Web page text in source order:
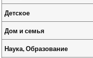
Детское
Дом и семья
Наука, Образование